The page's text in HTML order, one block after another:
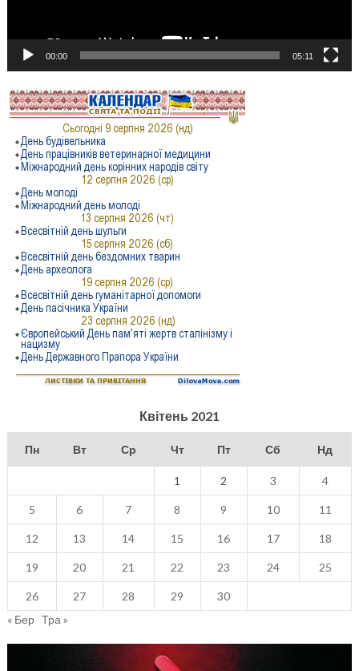
00:00 05:11
Квітень 2021
Пн Вт Ср Чт Пт Сб Нд
1 2 3 4
5 6 7 8 9 10 11
12 13 14 15 16 17 18
19 20 21 22 23 24 25
26 27 28 29
30
« Бер Тра »